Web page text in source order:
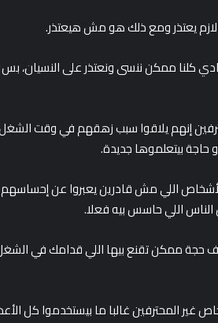
أنا نسيت”: نفس الكلام في رقم 7، عادي كلنا ممكن ننسى ونعتذر
إنهم يلاقوا سبب زهقهم في وقت
بيتعلموها جديدة.
اللي مش قادرين يعبروا عن إحساسهم
الناس اللي حاسس بيه فعلا.
حجة ممكن تقنع بيها اللي قدامك في
غير المحترفين غالبا ما بيستخدموا كل